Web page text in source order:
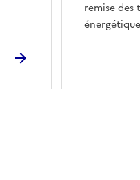
remise